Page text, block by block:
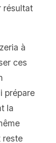
résultat
à
ces
prépare
la
reste